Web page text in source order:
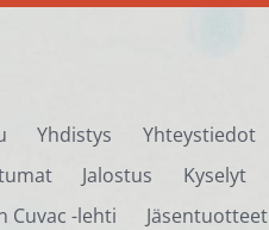
Yhdistys Yhteystiedot
Jalostus Kyselyt
Cuvac -lehti
Jäsentuotteet